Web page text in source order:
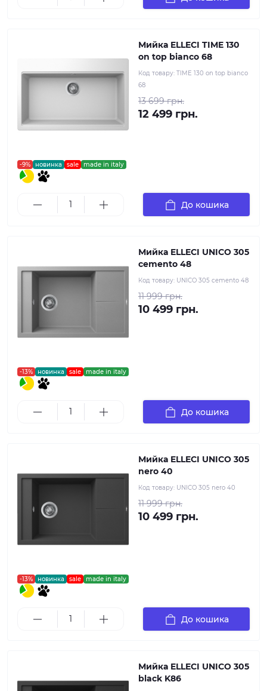
-9% новинка sale made in italy
Мийка ELLECI TIME 130
on top bianco 68
Код товару: TIME 130 on top bianco
68
13 699 грн.
12 499 грн.
До кошика
-13% новинка sale made in italy
Мийка ELLECI UNICO 305
cemento 48
Код товару: UNICO 305 cemento 48
11 999 грн.
10 499 грн.
До кошика
-13% новинка sale made in italy
Мийка ELLECI UNICO 305
nero 40
Код товару: UNICO 305 nero 40
11 999 грн.
10 499 грн.
До кошика
Мийка ELLECI UNICO 305
black K86